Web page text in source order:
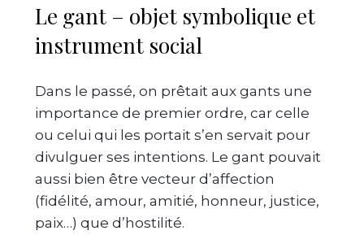
Le gant – objet symbolique et
instrument social
Dans le passé, on prêtait aux gants une
importance de premier ordre, car celle
ou celui qui les portait s’en servait pour
divulguer ses intentions. Le gant pouvait
aussi bien être vecteur d’affection
(fidélité, amour, amitié, honneur, justice,
paix…) que d’hostilité.